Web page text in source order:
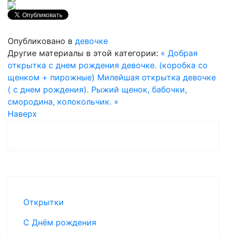
Опубликовано в девочке
Другие материалы в этой категории: « Добрая
открытка с днем рождения девочке. (коробка со
щенком + пирожные) Милейшая открытка девочке
( с днем рождения). Рыжий щенок, бабочки,
смородина, колокольчик. »
Наверх
Открытки
С Днём рождения